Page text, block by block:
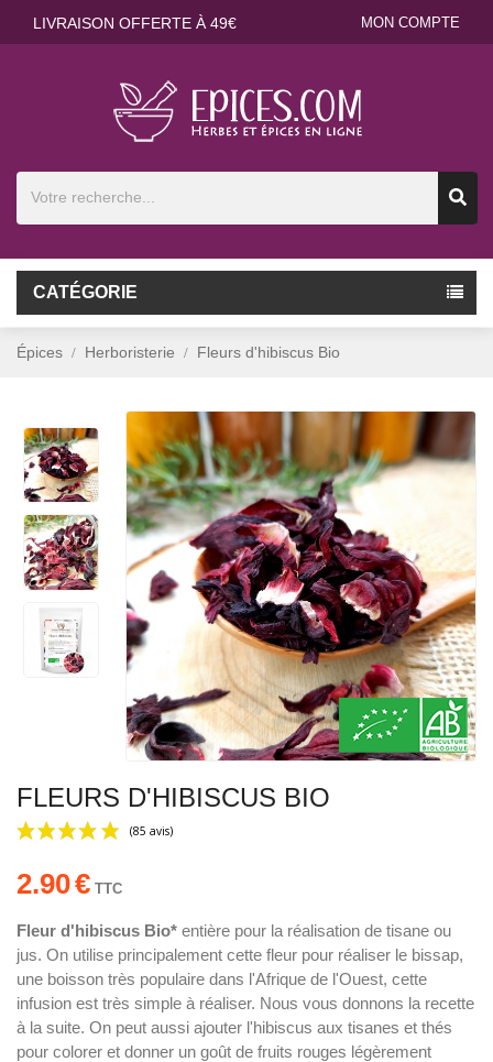
LIVRAISON OFFERTE À 49€ MON COMPTE
CATÉGORIE
Épices Herboristerie Fleurs d'hibiscus Bio
FLEURS D'HIBISCUS BIO
(85 avis)
2.90€ TTC
Fleur d'hibiscus Bio* entière pour la réalisation de tisane ou
jus. On utilise principalement cette fleur pour réaliser le bissap,
une boisson très populaire dans l'Afrique de l'Ouest, cette
infusion est très simple à réaliser. Nous vous donnons la recette
à la suite. On peut aussi ajouter l'hibiscus aux tisanes et thés
pour colorer et donner un goût de fruits rouges légèrement